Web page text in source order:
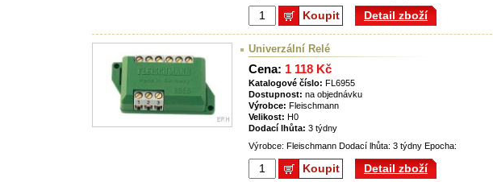
Koupit Detail zboží
Univerzální Relé
Cena: 1 118 Kč
Katalogové číslo: FL6955
Dostupnost: na objednávku
Výrobce: Fleischmann
Velikost: H0
Dodací lhůta: 3 týdny
Výrobce: Fleischmann Dodací lhůta: 3 týdny Epocha:
Koupit Detail zboží